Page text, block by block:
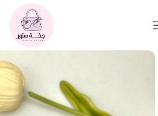
Skip to main content